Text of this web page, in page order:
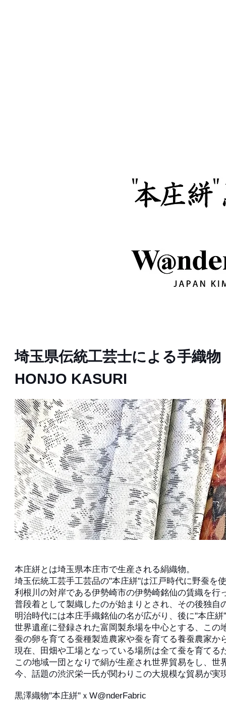
​埼玉県伝統工芸士による手織物
HONJO KASURI
本庄絣とは埼玉県本庄市で生産される絹織物。
埼玉伝統工芸手工芸品の"本庄絣"は江戸時代に野蚕を
利根川の対岸である伊勢崎市の伊勢崎銘仙の賃織を
普段着として製織したのが始まりとされ、その後独自
明治時代には本庄手織銘仙の名が広がり、後に"本庄絣
世界遺産に登録された富岡製糸場を中心とする、この
蚕の卵を育てる蚕種製造農家や蚕を育てる養蚕農家
現在、田畑や工場となっている場所は全て蚕を育てる
この地域一団となりで絹が生産され世界貿易をし、世
今、話題の渋沢栄一氏が関わりこの大規模な貿易が実
黒澤織物"本庄絣"ｘW@nderFabric